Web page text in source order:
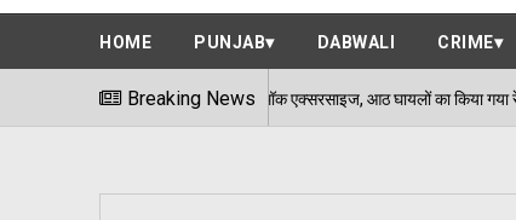
HOME PUNJAB DABWALI CRIME
Breaking News
स्टेडियम में हुई मॉक एक्सरसाइज, आठ घायलों का किया गया रेस्क्यू